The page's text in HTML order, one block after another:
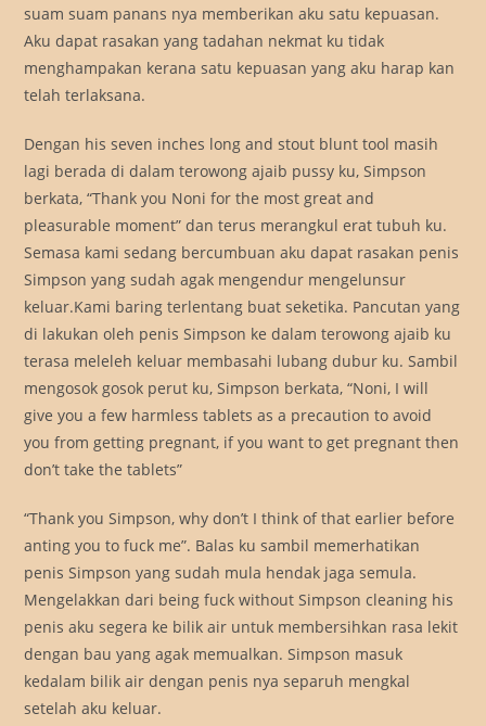
suam suam panans nya memberikan aku satu kepuasan.
Aku dapat rasakan yang tadahan nekmat ku tidak
menghampakan kerana satu kepuasan yang aku harap kan
telah terlaksana.
Dengan his seven inches long and stout blunt tool masih
lagi berada di dalam terowong ajaib pussy ku, Simpson
berkata, “Thank you Noni for the most great and
pleasurable moment” dan terus merangkul erat tubuh ku.
Semasa kami sedang bercumbuan aku dapat rasakan penis
Simpson yang sudah agak mengendur mengelunsur
keluar.Kami baring terlentang buat seketika. Pancutan yang
di lakukan oleh penis Simpson ke dalam terowong ajaib ku
terasa meleleh keluar membasahi lubang dubur ku. Sambil
mengosok gosok perut ku, Simpson berkata, “Noni, I will
give you a few harmless tablets as a precaution to avoid
you from getting pregnant, if you want to get pregnant then
don’t take the tablets”
“Thank you Simpson, why don’t I think of that earlier before
anting you to fuck me”. Balas ku sambil memerhatikan
penis Simpson yang sudah mula hendak jaga semula.
Mengelakkan dari being fuck without Simpson cleaning his
penis aku segera ke bilik air untuk membersihkan rasa lekit
dengan bau yang agak memualkan. Simpson masuk
kedalam bilik air dengan penis nya separuh mengkal
setelah aku keluar.